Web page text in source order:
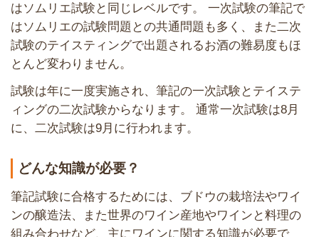
はソムリエ試験と同じレベルです。 一次試験の筆記で
はソムリエの試験問題との共通問題も多く、また二次
試験のテイスティングで出題されるお酒の難易度もほ
とんど変わりません。
試験は年に一度実施され、筆記の一次試験とテイステ
ィングの二次試験からなります。 通常一次試験は8月
に、二次試験は9月に行われます。
どんな知識が必要？
筆記試験に合格するためには、ブドウの栽培法やワイ
ンの醸造法、また世界のワイン産地やワインと料理の
組み合わせなど、主にワインに関する知識が必要で